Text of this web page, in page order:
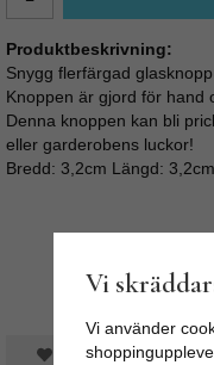
Produktbeskrivning:
Snygg flerfärgad
Knoppen är gjord för hand
Denna knoppen kan bli
eller garderobens luckor!
Bredd: 3,2cm Längd: 3,2cm
Spara som favorit
Vi
Vi använder